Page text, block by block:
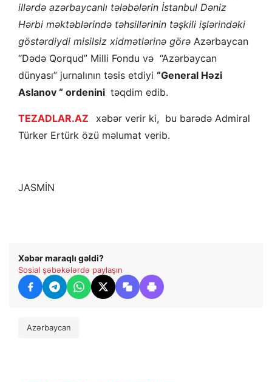
illərdə azərbaycanlı tələbələrin İstanbul Dəniz
Hərbi məktəblərində təhsillərinin təşkili işlərindəki
göstərdiydi misilsiz xidmətlərinə görə Azərbaycan
“Dədə Qorqud” Milli Fondu və “Azərbaycan
dünyası” jurnalının təsis etdiyi “General Həzi
Aslanov “ ordenini təqdim edib.
TEZADLAR.AZ xəbər verir ki, bu barədə Admiral
Türker Ertürk özü məlumat verib.
JASMİN
Xəbər maraqlı gəldi?
Sosial şəbəkələrdə paylaşın
Azərbaycan